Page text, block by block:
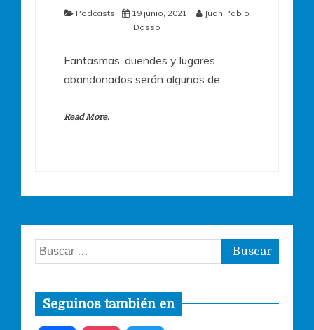
Podcasts 19 junio, 2021
Juan Pablo
Dasso
Fantasmas, duendes y lugares
abandonados serán algunos de
Read More.
Buscar:
Seguinos también en